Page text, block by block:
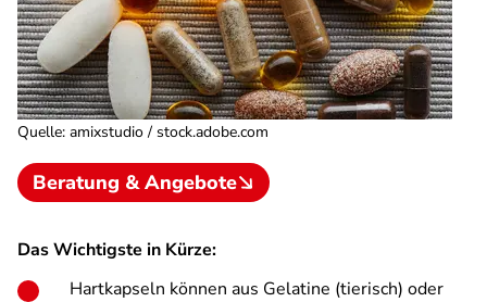
Quelle: amixstudio / stock.adobe.com
Beratung & Angebote
Das Wichtigste in Kürze:
Hartkapseln können aus Gelatine (tierisch) oder